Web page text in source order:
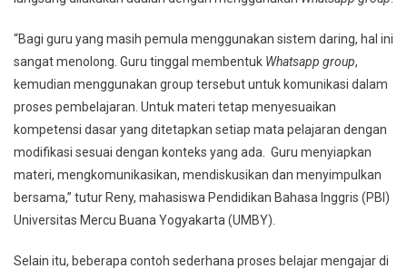
“Bagi guru yang masih pemula menggunakan sistem daring, hal ini
sangat menolong. Guru tinggal membentuk Whatsapp group,
kemudian menggunakan group tersebut untuk komunikasi dalam
proses pembelajaran. Untuk materi tetap menyesuaikan
kompetensi dasar yang ditetapkan setiap mata pelajaran dengan
modifikasi sesuai dengan konteks yang ada. Guru menyiapkan
materi, mengkomunikasikan, mendiskusikan dan menyimpulkan
bersama,” tutur Reny, mahasiswa Pendidikan Bahasa Inggris (PBI)
Universitas Mercu Buana Yogyakarta (UMBY).
Selain itu, beberapa contoh sederhana proses belajar mengajar di